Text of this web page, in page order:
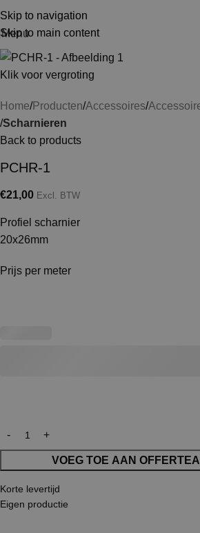
Skip to navigation
Skip to main content
Menu
Klik voor vergroting
Home Producten Accessoires
Scharnieren
Back to products
PCHR-1
€21,00 Excl. BTW
Profiel scharnier
20x26mm
Prijs per meter
VOEG TOE AAN
Korte levertijd
Eigen productie